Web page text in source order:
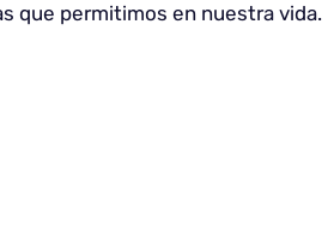
que permitimos en nuestra vida.